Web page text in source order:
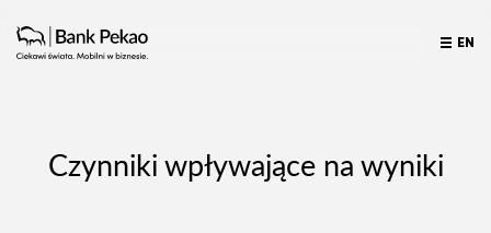
EN
Czynniki wpływające na wyniki